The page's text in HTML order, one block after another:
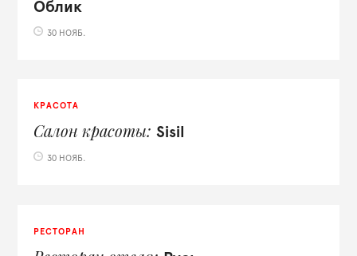
Облик
30 НОЯБ.
КРАСОТА
Салон красоты Sisil
30 НОЯБ.
РЕСТОРАН